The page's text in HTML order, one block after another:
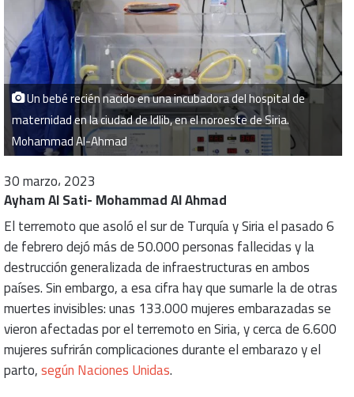
Un bebé recién nacido en una incubadora del hospital de
maternidad en la ciudad de Idlib, en el noroeste de Siria.
Mohammad Al-Ahmad
30 marzo، 2023
Ayham Al Sati- Mohammad Al Ahmad
El terremoto que asoló el sur de Turquía y Siria el pasado 6
de febrero dejó más de 50.000 personas fallecidas y la
destrucción generalizada de infraestructuras en ambos
países. Sin embargo, a esa cifra hay que sumarle la de otras
muertes invisibles: unas 133.000 mujeres embarazadas se
vieron afectadas por el terremoto en Siria, y cerca de 6.600
mujeres sufrirán complicaciones durante el embarazo y el
parto,según Naciones Unidas.